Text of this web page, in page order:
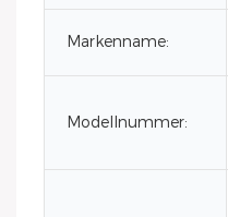
Markenname:
Modellnummer: